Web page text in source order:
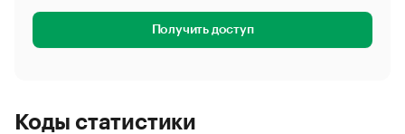
Получить доступ
Коды статистики